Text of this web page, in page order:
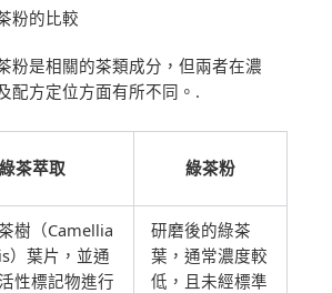
粉的比較
粉是相關的茶類成分，但兩者在濃
配方定位方面有所不同。.
綠茶萃取 綠茶粉
樹（Camellia
）葉片，並通
性標記物進行
研磨後的綠茶
葉，通常濃度較
低，且未經標準